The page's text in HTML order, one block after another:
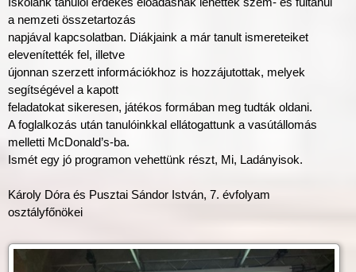
a nemzeti összetartozás
napjával kapcsolatban. Diákjaink a már tanult ismereteiket
elevenítették fel, illetve
újonnan szerzett információkhoz is hozzájutottak, melyek
segítségével a kapott
feladatokat sikeresen, játékos formában meg tudták oldani.
A foglalkozás után tanulóinkkal ellátogattunk a vasútállomás
melletti McDonald’s-ba.
Ismét egy jó programon vehettünk részt, Mi, Ladányisok.
Károly Dóra és Pusztai Sándor István, 7. évfolyam
osztályfőnökei